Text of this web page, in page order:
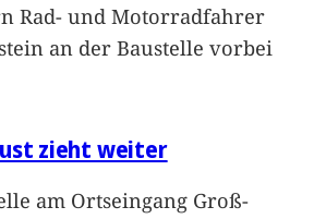
Rad- und Motorradfahrer
an der Baustelle vorbei
zieht weiter
am Ortseingang Groß-